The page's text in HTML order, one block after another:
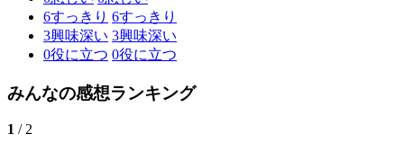
6すっきり 6すっきり
3興味深い 3興味深い
0役に立つ 0役に立つ
みんなの感想ランキング
1 / 2